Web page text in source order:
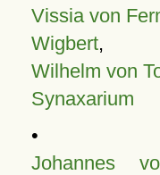
Vissia von
Wigbert,
Wilhelm von
Synaxarium
•
Johannes